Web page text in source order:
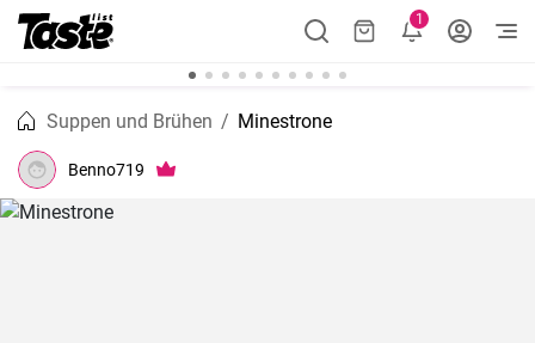
1
Suppen und Brühen Minestrone
Benno719